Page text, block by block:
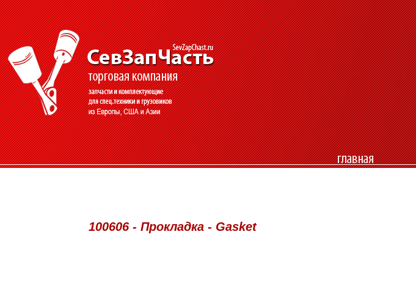
100606 - Прокладка - Gasket